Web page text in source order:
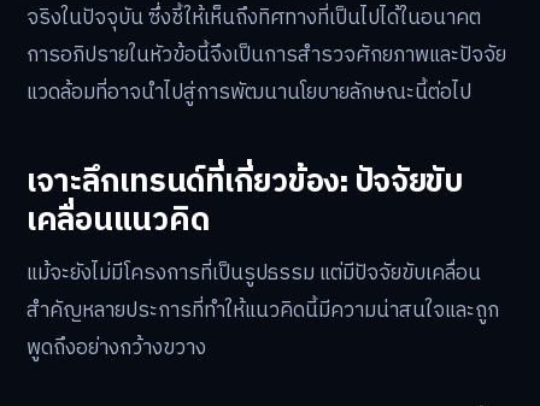
จริงในปัจจุบัน ซึ่งชี้ให้เห็นถึงทิศทางที่เป็นไปได้ในอนาคต
การอภิปรายในหัวข้อนี้จึงเป็นการสำรวจศักยภาพและปัจจัย
แวดล้อมที่อาจนำไปสู่การพัฒนานโยบายลักษณะนี้ต่อไป
เจาะลึกเทรนด์ที่เกี่ยวข้อง: ปัจจัยขับ
เคลื่อนแนวคิด
แม้จะยังไม่มีโครงการที่เป็นรูปธรรม แต่มีปัจจัยขับเคลื่อน
สำคัญหลายประการที่ทำให้แนวคิดนี้มีความน่าสนใจและถูก
พูดถึงอย่างกว้างขวาง